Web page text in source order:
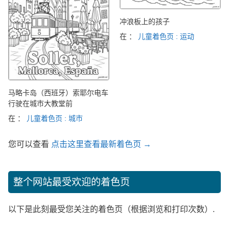
马略卡岛（西班牙）索耶尔电车
行驶在城市大教堂前
在 ：
儿童着色页 : 城市
冲浪板上的孩子
在 ：
儿童着色页 : 运动
您可以查看 点击这里查看最新着色页 →
整个网站最受欢迎的着色页
以下是此刻最受您关注的着色页（根据浏览和打印次数）.